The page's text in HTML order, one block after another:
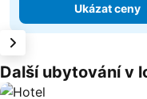
Ukázat ceny
Další ubytování v